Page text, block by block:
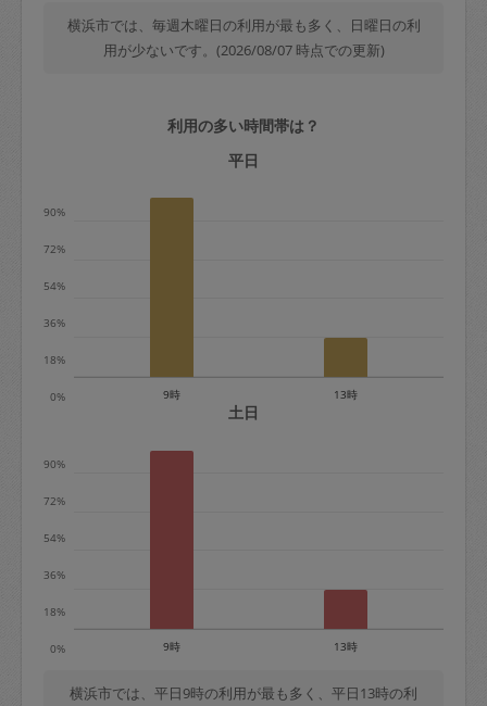
金額の100%＋交通費全額
定期契約をキャンセルする場合、毎週定
期は月2回まで隔週定期は月1回までキャ
※キャンセル料金の設定について：
横浜市では、毎週木曜日の利用が最も多く、日曜日の利
用が少ないです。(2026/08/07 時点での更新)
利用の多い時間帯は？
平日
0%
18%
36%
54%
72%
90%
9時 13時
土日
0%
18%
36%
54%
72%
90%
9時 13時
横浜市では、平日9時の利用が最も多く、平日13時の利